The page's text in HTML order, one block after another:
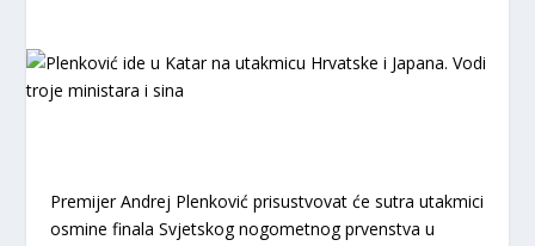
Premijer Andrej Plenković prisustvovat će sutra utakmici
osmine finala Svjetskog nogometnog prvenstva u